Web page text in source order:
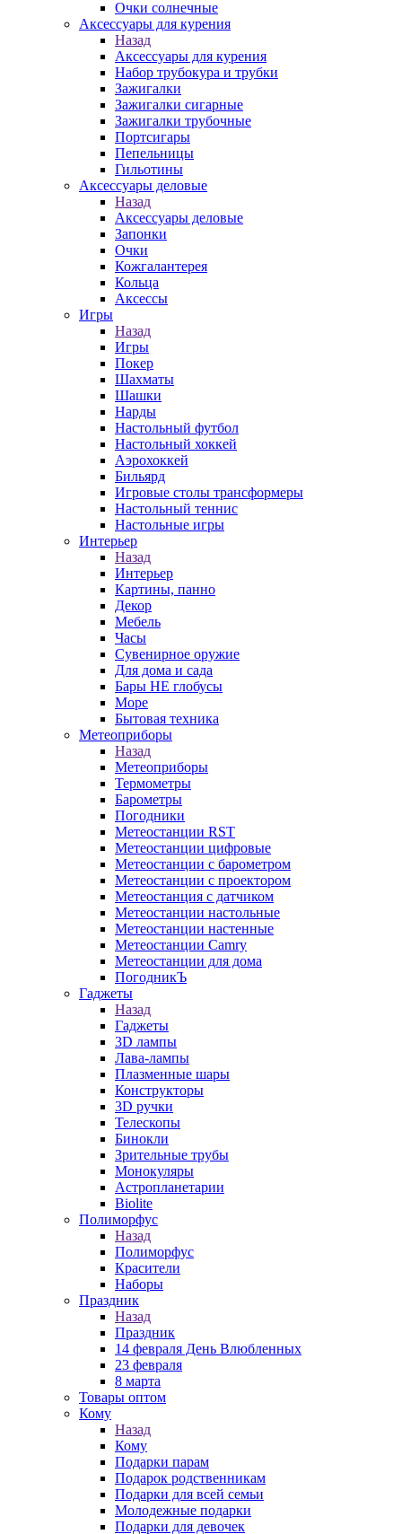
Очки солнечные
Аксессуары для курения
Назад
Аксессуары для курения
Набор трубокура и трубки
Зажигалки
Зажигалки сигарные
Зажигалки трубочные
Портсигары
Пепельницы
Гильотины
Аксессуары деловые
Назад
Аксессуары деловые
Запонки
Очки
Кожгалантерея
Кольца
Аксессы
Игры
Назад
Игры
Покер
Шахматы
Шашки
Нарды
Настольный футбол
Настольный хоккей
Аэрохоккей
Бильярд
Игровые столы трансформеры
Настольный теннис
Настольные игры
Интерьер
Назад
Интерьер
Картины, панно
Декор
Мебель
Часы
Сувенирное оружие
Для дома и сада
Бары НЕ глобусы
Море
Бытовая техника
Метеоприборы
Назад
Метеоприборы
Термометры
Барометры
Погодники
Метеостанции RST
Метеостанции цифровые
Метеостанции с барометром
Метеостанции с проектором
Метеостанция с датчиком
Метеостанции настольные
Метеостанции настенные
Метеостанции Camry
Метеостанции для дома
ПогодникЪ
Гаджеты
Назад
Гаджеты
3D лампы
Лава-лампы
Плазменные шары
Конструкторы
3D ручки
Телескопы
Бинокли
Зрительные трубы
Монокуляры
Астропланетарии
Biolite
Полиморфус
Назад
Полиморфус
Красители
Наборы
Праздник
Назад
Праздник
14 февраля День Влюбленных
23 февраля
8 марта
Товары оптом
Кому
Назад
Кому
Подарки парам
Подарок родственникам
Подарки для всей семьи
Молодежные подарки
Подарки для девочек